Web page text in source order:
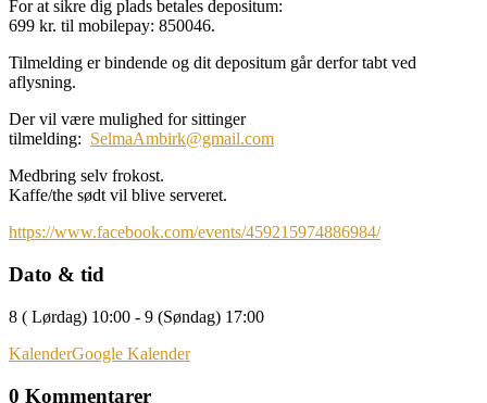
For at sikre dig plads betales depositum:
699 kr. til mobilepay: 850046.
Tilmelding er bindende og dit depositum går derfor tabt ved
aflysning.
Der vil være mulighed for sittinger
tilmelding: SelmaAmbirk@gmail.com
Medbring selv frokost.
Kaffe/the sødt vil blive serveret.
https://www.facebook.com/events/459215974886984/
Dato & tid
8 ( Lørdag) 10:00 - 9 (Søndag) 17:00
KalenderGoogle Kalender
0 Kommentarer